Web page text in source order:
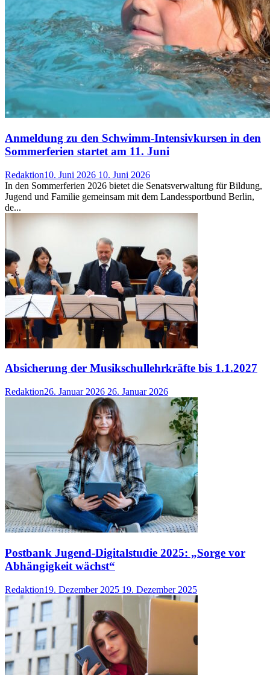
Anmeldung zu den Schwimm-Intensivkursen in den
Sommerferien startet am 11. Juni
Redaktion10. Juni 2026 10. Juni 2026
In den Sommerferien 2026 bietet die Senatsverwaltung für Bildung,
Jugend und Familie gemeinsam mit dem Landessportbund Berlin,
de...
Absicherung der Musikschullehrkräfte bis 1.1.2027
Redaktion26. Januar 2026 26. Januar 2026
Postbank Jugend-Digitalstudie 2025: „Sorge vor
Abhängigkeit wächst“
Redaktion19. Dezember 2025 19. Dezember 2025